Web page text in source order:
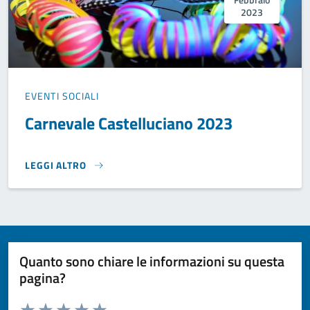
2023
EVENTI SOCIALI
Carnevale Castelluciano 2023
LEGGI ALTRO
CARNEVALE CASTELLUCIANO 2023}
Quanto sono chiare le informazioni su questa
pagina?
Valuta da 1 a 5 stelle la pagina